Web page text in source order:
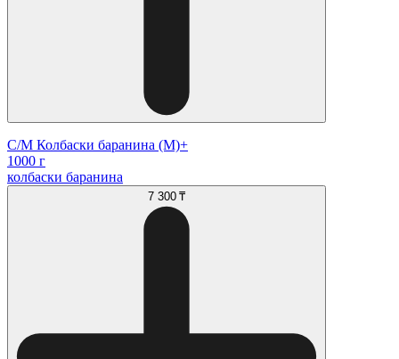
С/М Колбаски баранина (М)+
1000 г
колбаски баранина
7 300 ₸